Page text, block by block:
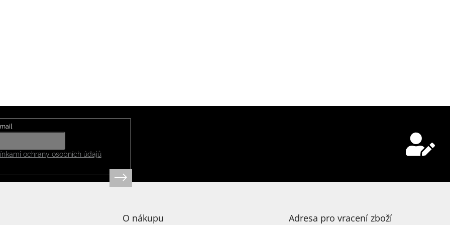
ochrany osobních údajů
O nákupu Adresa pro vracení zboží